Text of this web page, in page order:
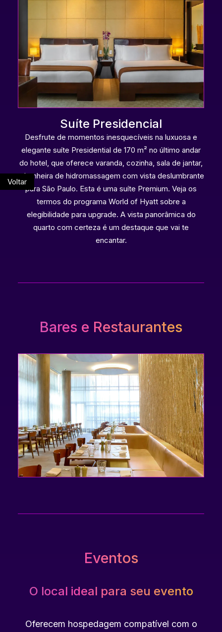
Suíte Presidencial
Desfrute de momentos inesquecíveis na luxuosa e
elegante suíte Presidential de 170 m² no último andar
do hotel, que oferece varanda, cozinha, sala de jantar,
e banheira de hidromassagem com vista deslumbrante
para São Paulo. Esta é uma suíte Premium. Veja os
termos do programa World of Hyatt sobre a
elegibilidade para upgrade. A vista panorâmica do
quarto com certeza é um destaque que vai te
encantar.
Bares e Restaurantes
Eventos
O local ideal para seu evento
Oferecem hospedagem compatível com o
Voltar